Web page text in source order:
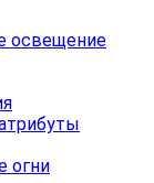
освещение
огни